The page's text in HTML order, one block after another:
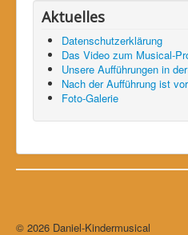
Aktuelles
Datenschutzerklärung
Das Video zum Musical-
Unsere Aufführungen in
Nach der Aufführung ist
Foto-Galerie
© 2026 Daniel-Kindermusical